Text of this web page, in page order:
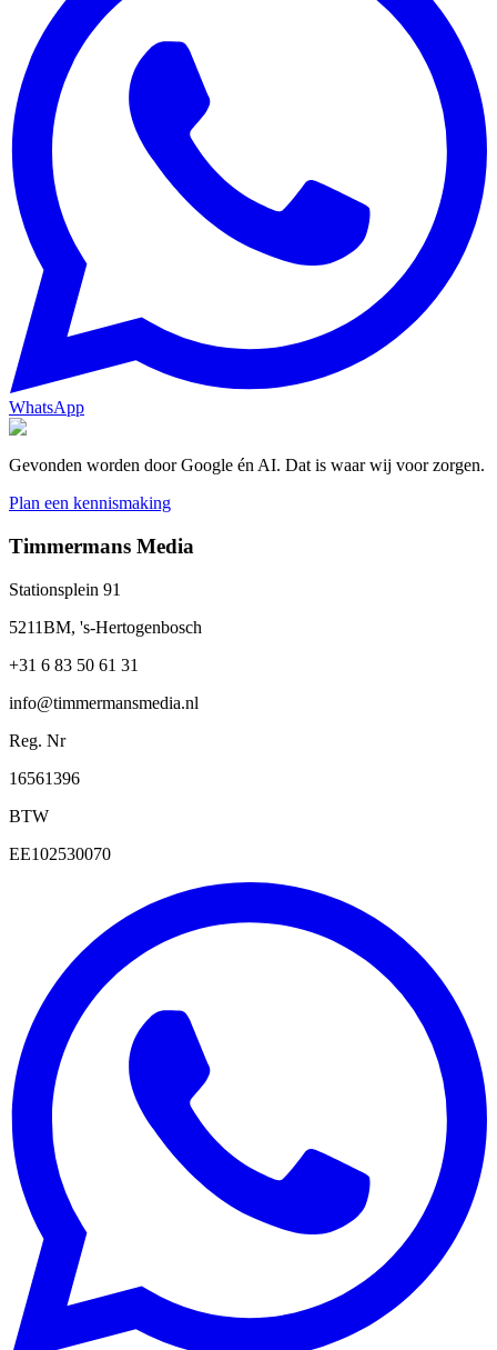
WhatsApp
Gevonden worden door Google én AI. Dat is waar wij voor zorgen.
Plan een kennismaking
Timmermans Media
Stationsplein 91
5211BM, 's-Hertogenbosch
+31 6 83 50 61 31
info@timmermansmedia.nl
Reg. Nr
16561396
BTW
EE102530070